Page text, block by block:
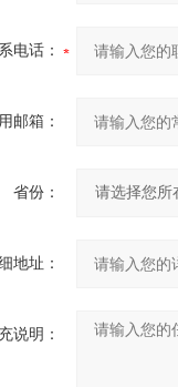
电话：
邮箱：
省份：
地址：
说明：